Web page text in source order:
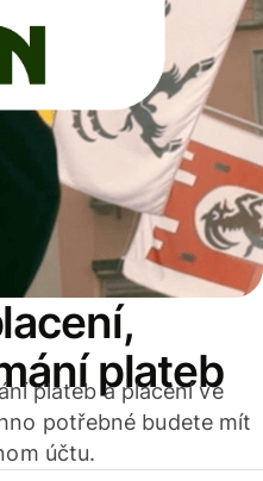
plateb
plateb a placení ve
potřebné budete mít
účtu.